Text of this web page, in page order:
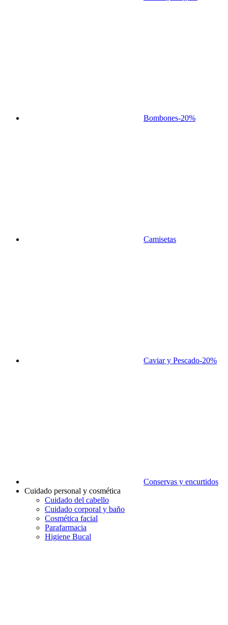
Bombones-20%
Camisetas
Caviar y Pescado-20%
Conservas y encurtidos
Cuidado personal y cosmética
Cuidado del cabello
Cuidado corporal y baño
Cosmética facial
Parafarmacia
Higiene Bucal